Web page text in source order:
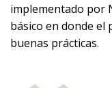
implementado por
básico en donde
buenas prácticas.